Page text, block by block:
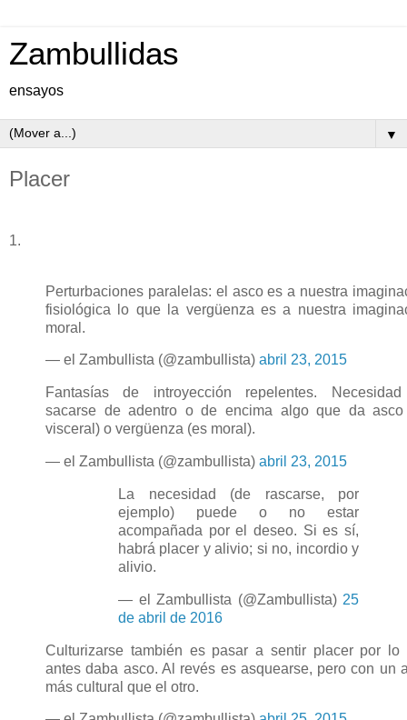
Zambullidas
ensayos
▼
Placer
1.
Perturbaciones paralelas: el asco es a nuestra
fisiológica lo que la vergüenza es a nuestra
moral.
— el Zambullista (@zambullista) abril 23, 2015
Fantasías de introyección repelentes.
sacarse de adentro o de encima algo que da
visceral) o vergüenza (es moral).
— el Zambullista (@zambullista) abril 23, 2015
La necesidad (de rascarse, por
ejemplo) puede o no estar
acompañada por el deseo. Si es sí,
habrá placer y alivio; si no, incordio y
alivio.
— el Zambullista (@Zambullista) 25
de abril de 2016
Culturizarse también es pasar a sentir placer por lo
antes daba asco. Al revés es asquearse, pero con un
más cultural que el otro.